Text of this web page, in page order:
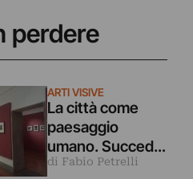
perdere
ARTI VISIVE
La città come
paesaggio
umano. Succede
nelle fotografie di
di Fabio Petrelli